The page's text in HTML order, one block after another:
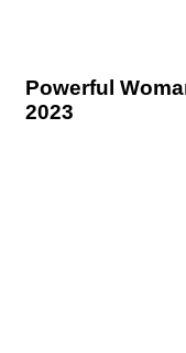
Powerful
2023